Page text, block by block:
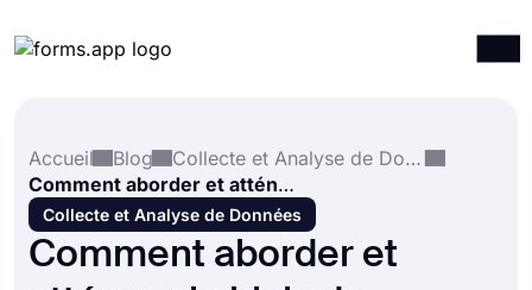
Intégrations
Modèles
Ressources
Accueil
Blog
Collecte et Analyse de Données
Comment aborder et atténuer le biais de réponse aux enquêtes
Collecte et Analyse de Données
Comment aborder et